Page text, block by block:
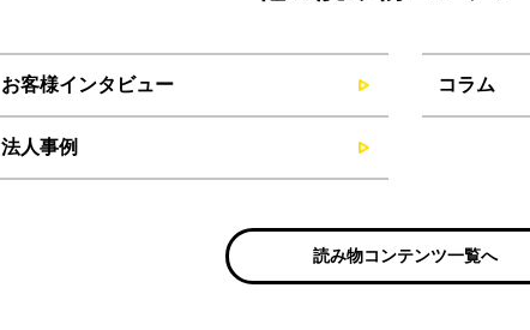
お客様インタビュー コラム
法人事例
読み物コンテンツ一覧へ